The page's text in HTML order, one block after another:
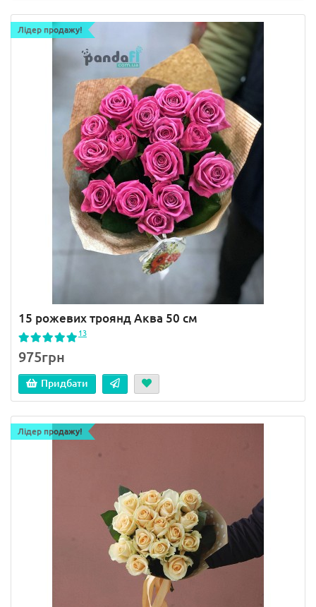
Лідер продажу!
15 рожевих троянд Аква 50 см
13
975грн
Придбати
Лідер продажу!